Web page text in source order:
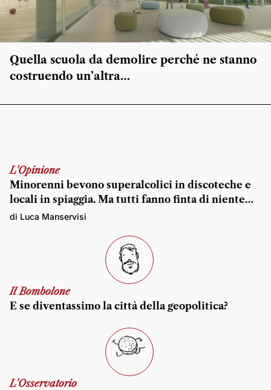
Quella scuola da demolire perché ne stanno
costruendo un’altra…
L'Opinione
Minorenni bevono superalcolici in discoteche e
locali in spiaggia. Ma tutti fanno finta di niente…
di Luca Manservisi
Il Bombolone
E se diventassimo la città della geopolitica?
L'Osservatorio